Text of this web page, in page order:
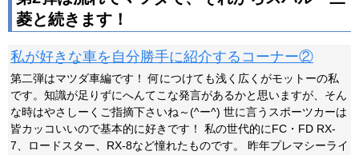
菱と続きます！
私が好きな車を自分勝手に紹介するコーナー②
第二弾はマツダ車編です！ 何につけても浅く広くがモットーの私
です。知識が足りずにへんてこな発言があるかと思いますが、そん
な時はやさしーくご指摘下さいね～(^ー^) 世に言うスポーツカーは
皆カッコいいので基本的に好きです！ 私の世代的にFC・FD RX-
7、ロードスター、RX-8など憧れたものです。 昨年プレマシーライ